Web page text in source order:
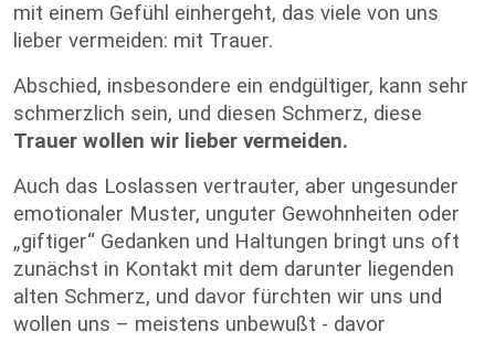
mit einem Gefühl einhergeht, das viele von uns
lieber vermeiden: mit Trauer.
Abschied, insbesondere ein endgültiger, kann sehr
schmerzlich sein, und diesen Schmerz, diese
Trauer wollen wir lieber vermeiden.
Auch das Loslassen vertrauter, aber ungesunder
emotionaler Muster, unguter Gewohnheiten oder
„giftiger“ Gedanken und Haltungen bringt uns oft
zunächst in Kontakt mit dem darunter liegenden
alten Schmerz, und davor fürchten wir uns und
wollen uns – meistens unbewußt - davor